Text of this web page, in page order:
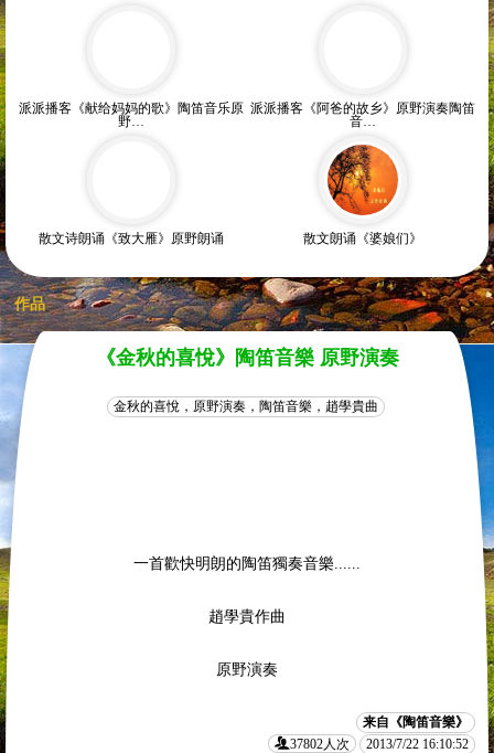
派派播客《献给妈妈的歌》陶笛音乐原
野…
派派播客《阿爸的故乡》原野演奏陶笛
音…
散文诗朗诵《致大雁》原野朗诵 散文朗诵《婆娘们》
作品
《金秋的喜悅》陶笛音樂 原野演奏
金秋的喜悅，原野演奏，陶笛音樂，趙學貴曲
一首歡快明朗的陶笛獨奏音樂......
趙學貴作曲
原野演奏
来自《陶笛音樂》
37802人次 2013/7/22 16:10:52